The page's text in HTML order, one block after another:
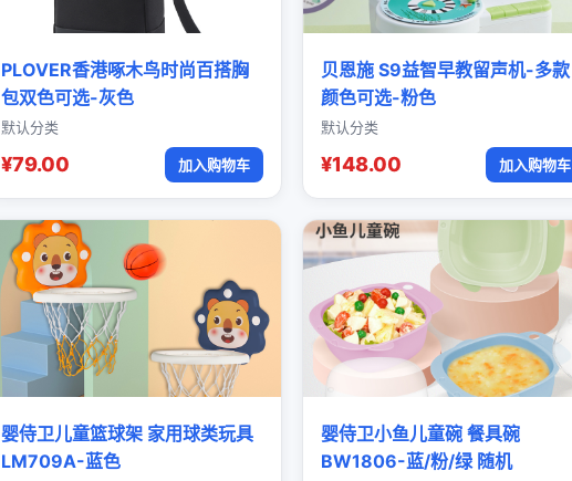
PLOVER香港啄木鸟时尚百搭胸
包双色可选-灰色
默认分类
¥79.00 加入购物车
贝恩施 S9益智早教留声机-多款
颜色可选-粉色
默认分类
¥148.00 加入购物车
婴侍卫儿童篮球架 家用球类玩具
LM709A-蓝色
婴侍卫小鱼儿童碗 餐具碗
BW1806-蓝/粉/绿 随机